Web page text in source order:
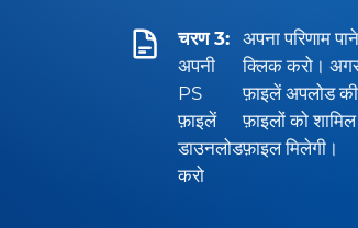
चरण 3:
अपनी
PS
फ़ाइलें
डाउनलोड
करो
अपना परिणाम
क्लिक करो।
फ़ाइलें अपलोड
फ़ाइलों को
फ़ाइल मिलेगी।